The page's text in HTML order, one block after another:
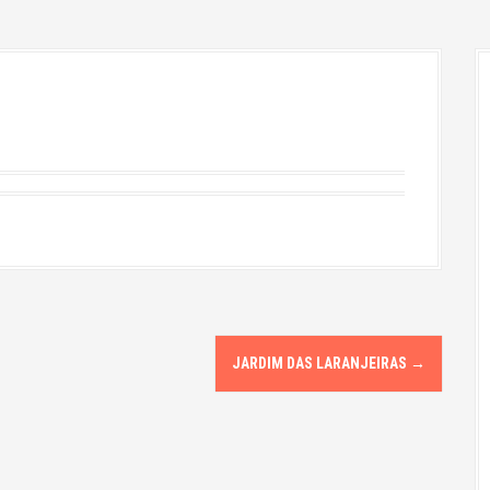
JARDIM DAS LARANJEIRAS →